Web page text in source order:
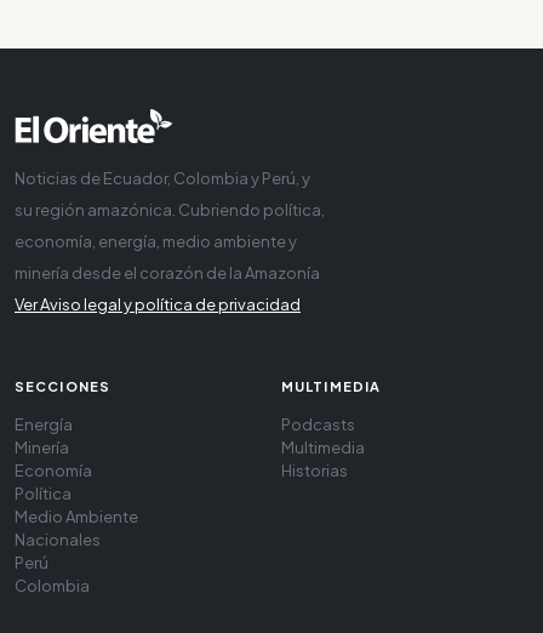
Noticias de Ecuador, Colombia y Perú, y
su región amazónica. Cubriendo política,
economía, energía, medio ambiente y
minería desde el corazón de la Amazonía
Ver Aviso legal y política de privacidad
SECCIONES
Energía
Minería
Economía
Política
Medio Ambiente
Nacionales
Perú
Colombia
MULTIMEDIA
Podcasts
Multimedia
Historias